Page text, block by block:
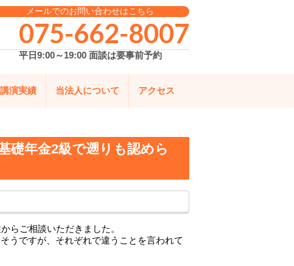
メールでのお問い合わせはこちら
075-662-8007
平日9:00～19:00 面談は要事前予約
講演実績 当法人について アクセス
礎年金2級で遡りも認めら
らご相談いただきました。
うですが、それぞれで違うことを言われて